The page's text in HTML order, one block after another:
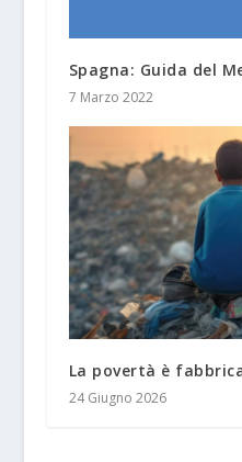
Spagna: Guida del
7 Marzo 2022
La povertà è
24 Giugno 2026